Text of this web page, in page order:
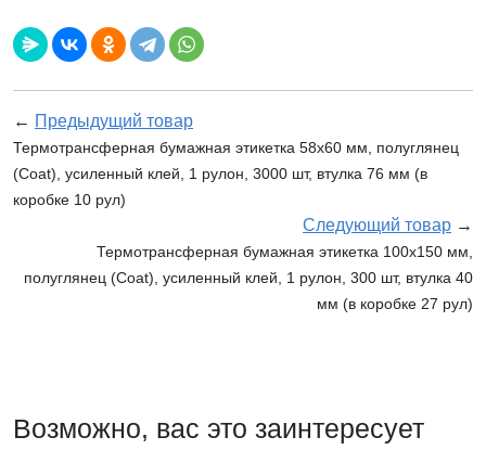
← Предыдущий товар
Термотрансферная бумажная этикетка 58х60 мм, полуглянец
(Coat), усиленный клей, 1 рулон, 3000 шт, втулка 76 мм (в
коробке 10 рул)
Следующий товар →
Термотрансферная бумажная этикетка 100х150 мм,
полуглянец (Coat), усиленный клей, 1 рулон, 300 шт, втулка 40
мм (в коробке 27 рул)
Возможно, вас это заинтересует